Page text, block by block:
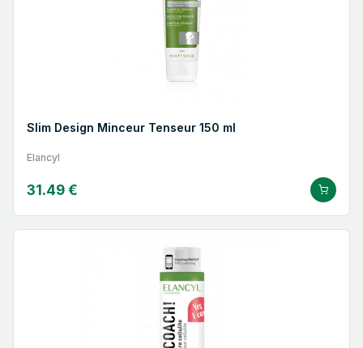
Slim Design Minceur Tenseur 150 ml
Elancyl
31.49 €